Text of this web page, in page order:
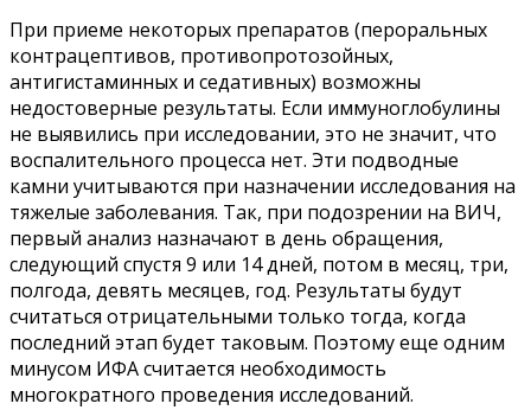
При приеме некоторых препаратов (пероральных
контрацептивов, противопротозойных,
антигистаминных и седативных) возможны
недостоверные результаты. Если иммуноглобулины
не выявились при исследовании, это не значит, что
воспалительного процесса нет. Эти подводные
камни учитываются при назначении исследования на
тяжелые заболевания. Так, при подозрении на ВИЧ,
первый анализ назначают в день обращения,
следующий спустя 9 или 14 дней, потом в месяц, три,
полгода, девять месяцев, год. Результаты будут
считаться отрицательными только тогда, когда
последний этап будет таковым. Поэтому еще одним
минусом ИФА считается необходимость
многократного проведения исследований.